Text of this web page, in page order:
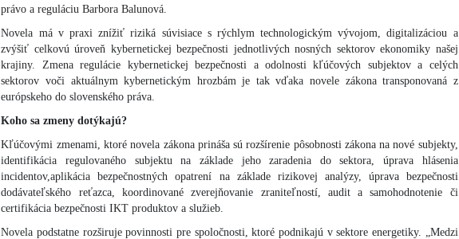
právo a reguláciu Barbora Balunová.
Novela má v praxi znížiť riziká súvisiace s rýchlym technologickým vývojom, digitalizáciou a
zvýšiť celkovú úroveň kybernetickej bezpečnosti jednotlivých nosných sektorov ekonomiky našej
krajiny. Zmena regulácie kybernetickej bezpečnosti a odolnosti kľúčových subjektov a celých
sektorov voči aktuálnym kybernetickým hrozbám je tak vďaka novele zákona transponovaná z
európskeho do slovenského práva.
Koho sa zmeny dotýkajú?
Kľúčovými zmenami, ktoré novela zákona prináša sú rozšírenie pôsobnosti zákona na nové subjekty,
identifikácia regulovaného subjektu na základe jeho zaradenia do sektora, úprava hlásenia
incidentov,aplikácia bezpečnostných opatrení na základe rizikovej analýzy, úprava bezpečnosti
dodávateľského reťazca, koordinované zverejňovanie zraniteľností, audit a samohodnotenie či
certifikácia bezpečnosti IKT produktov a služieb.
Novela podstatne rozširuje povinnosti pre spoločnosti, ktoré podnikajú v sektore energetiky. „Medzi